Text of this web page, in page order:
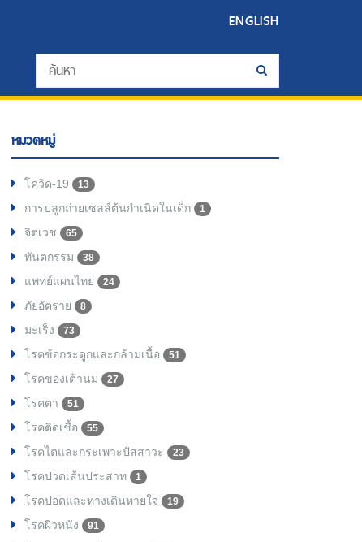
ENGLISH
หมวดหมู่
โควิด-19 13
การปลูกถ่ายเซลล์ต้นกำเนิดในเด็ก 1
จิตเวช 65
ทันตกรรม 38
แพทย์แผนไทย 24
ภัยอัตราย 8
มะเร็ง 73
โรคข้อกระดูกและกล้ามเนื้อ 51
โรคของเต้านม 27
โรคตา 51
โรคติดเชื้อ 55
โรคไตและกระเพาะปัสสาวะ 23
โรคปวดเส้นประสาท 1
โรคปอดและทางเดินหายใจ 19
โรคผิวหนัง 91